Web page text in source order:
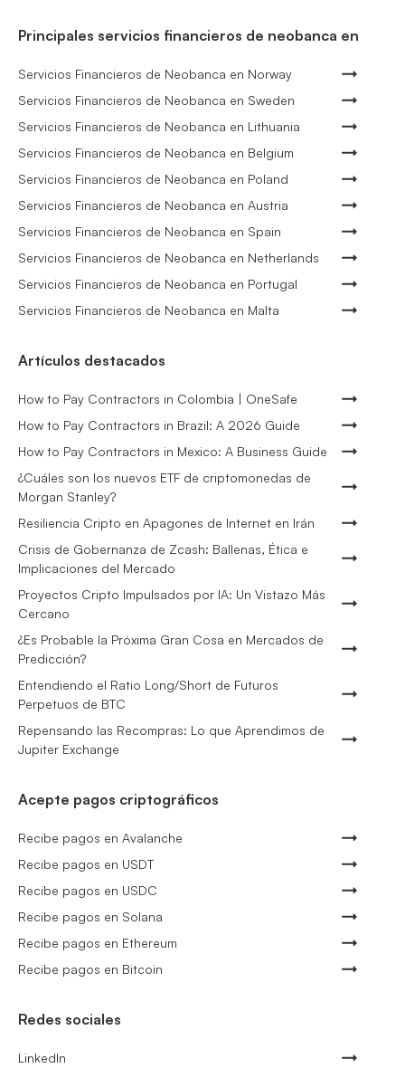
Principales servicios financieros de neobanca en
Servicios Financieros de Neobanca en Norway
Servicios Financieros de Neobanca en Sweden
Servicios Financieros de Neobanca en Lithuania
Servicios Financieros de Neobanca en Belgium
Servicios Financieros de Neobanca en Poland
Servicios Financieros de Neobanca en Austria
Servicios Financieros de Neobanca en Spain
Servicios Financieros de Neobanca en Netherlands
Servicios Financieros de Neobanca en Portugal
Servicios Financieros de Neobanca en Malta
Artículos destacados
How to Pay Contractors in Colombia | OneSafe
How to Pay Contractors in Brazil: A 2026 Guide
How to Pay Contractors in Mexico: A Business Guide
¿Cuáles son los nuevos ETF de criptomonedas de
Morgan Stanley?
Resiliencia Cripto en Apagones de Internet en Irán
Crisis de Gobernanza de Zcash: Ballenas, Ética e
Implicaciones del Mercado
Proyectos Cripto Impulsados por IA: Un Vistazo Más
Cercano
¿Es Probable la Próxima Gran Cosa en Mercados de
Predicción?
Entendiendo el Ratio Long/Short de Futuros
Perpetuos de BTC
Repensando las Recompras: Lo que Aprendimos de
Jupiter Exchange
Acepte pagos criptográficos
Recibe pagos en Avalanche
Recibe pagos en USDT
Recibe pagos en USDC
Recibe pagos en Solana
Recibe pagos en Ethereum
Recibe pagos en Bitcoin
Redes sociales
LinkedIn